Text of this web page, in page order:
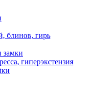
блинов, гирь
замки
гиперэкстензия